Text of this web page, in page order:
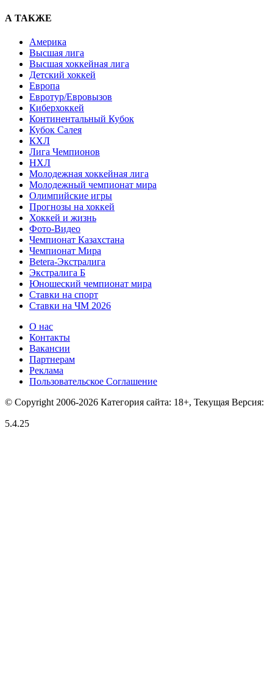
А ТАКЖЕ
Америка
Высшая лига
Высшая хоккейная лига
Детский хоккей
Европа
Евротур/Евровызов
Киберхоккей
Континентальный Кубок
Кубок Салея
КХЛ
Лига Чемпионов
НХЛ
Молодежная хоккейная лига
Молодежный чемпионат мира
Олимпийские игры
Прогнозы на хоккей
Хоккей и жизнь
Фото-Видео
Чемпионат Казахстана
Чемпионат Мира
Betera-Экстралига
Экстралига Б
Юношеский чемпионат мира
Ставки на спорт
Ставки на ЧМ 2026
О нас
Контакты
Вакансии
Партнерам
Реклама
Пользовательское Соглашение
© Copyright 2006-2026 Категория сайта: 18+, Текущая Версия:
5.4.25